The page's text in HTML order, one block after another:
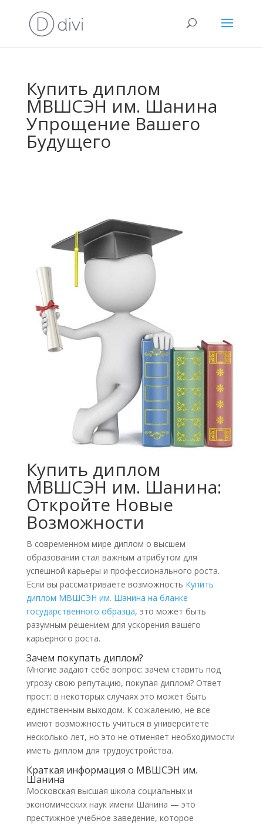
Купить диплом
МВШСЭН им. Шанина
Упрощение Вашего
Будущего
Купить диплом
МВШСЭН им. Шанина:
Откройте Новые
Возможности
В современном мире диплом о высшем
образовании стал важным атрибутом для
успешной карьеры и профессионального роста.
Если вы рассматриваете возможность Купить
диплом МВШСЭН им. Шанина на бланке
государственного образца, это может быть
разумным решением для ускорения вашего
карьерного роста.
Зачем покупать диплом?
Многие задают себе вопрос: зачем ставить под
угрозу свою репутацию, покупая диплом? Ответ
прост: в некоторых случаях это может быть
единственным выходом. К сожалению, не все
имеют возможность учиться в университете
несколько лет, но это не отменяет необходимости
иметь диплом для трудоустройства.
Краткая информация о МВШСЭН им.
Шанина
Московская высшая школа социальных и
экономических наук имени Шанина — это
престижное учебное заведение, которое